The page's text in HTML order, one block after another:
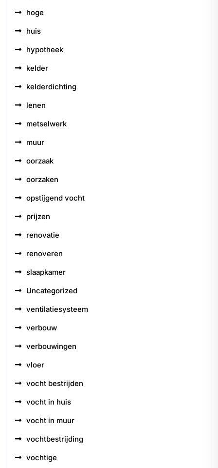
hoge
huis
hypotheek
kelder
kelderdichting
lenen
metselwerk
muur
oorzaak
oorzaken
opstijgend vocht
prijzen
renovatie
renoveren
slaapkamer
Uncategorized
ventilatiesysteem
verbouw
verbouwingen
vloer
vocht bestrijden
vocht in huis
vocht in muur
vochtbestrijding
vochtige